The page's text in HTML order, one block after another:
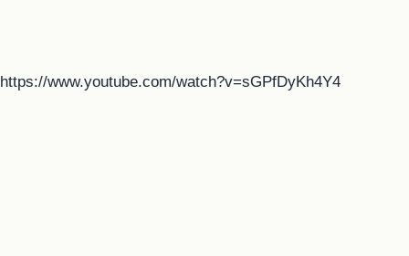
https://www.youtube.com/watch?v=sGPfDyKh4Y4